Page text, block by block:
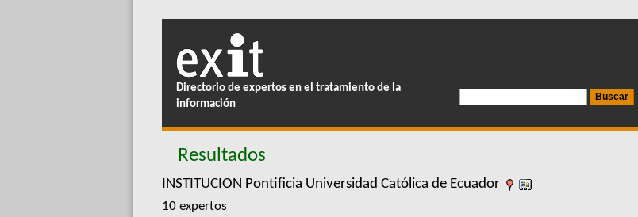
Directorio de expertos en el tratamiento de la
información
Resultados
INSTITUCION Pontificia Universidad Católica de Ecuador
10 expertos